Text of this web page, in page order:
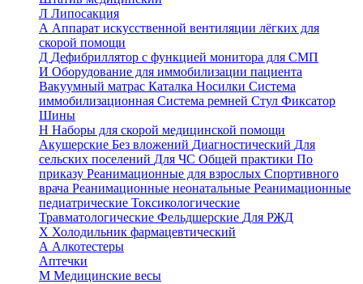
Л Липосакция
А Аппарат искусственной вентиляции лёгких для
скорой помощи
Д Дефибриллятор с функцией монитора для СМП
И Оборудование для иммобилизации пациента
Вакуумный матрас Каталка Носилки Система
иммобилизационная Система ремней Стул Фиксатор
Шины
Н Наборы для скорой медицинской помощи
Акушерские Без вложений Диагностический Для
сельских поселений Для ЧС Общей практики По
приказу Реанимационные для взрослых Спортивного
врача Реанимационные неонатальные Реанимационные
педиатрические Токсикологические
Травматологические Фельдшерские Для РЖД
Х Холодильник фармацевтический
А Алкотестеры
Аптечки
М Медицинские весы